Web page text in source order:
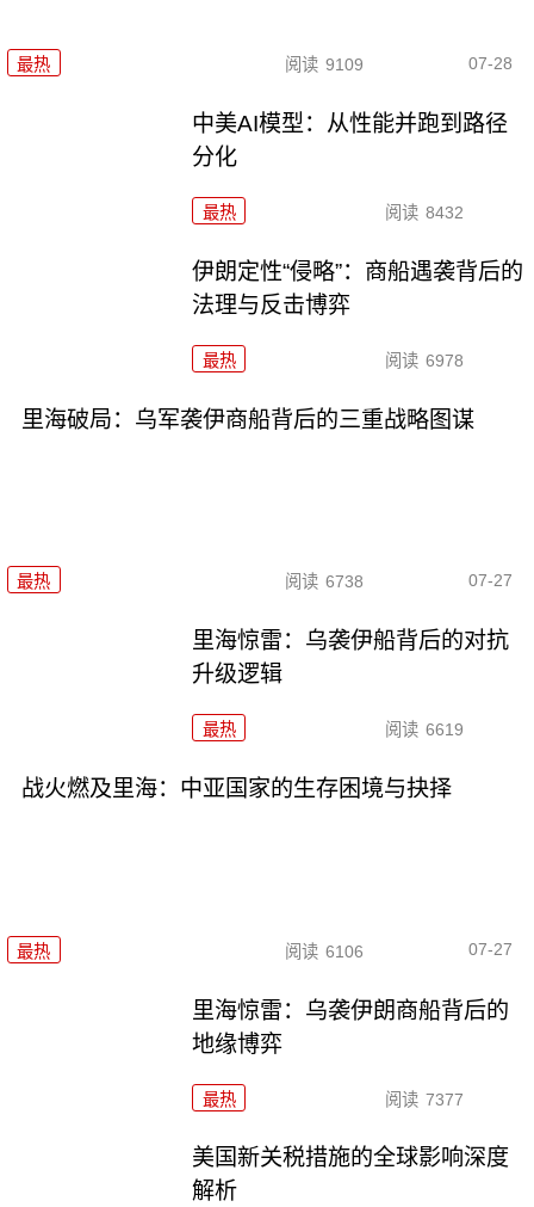
最热 阅读 9109 07-28
中美AI模型：从性能并跑到路径
分化
最热 阅读 8432
伊朗定性“侵略”：商船遇袭背后的
法理与反击博弈
最热 阅读 6978
里海破局：乌军袭伊商船背后的三重战略图谋
最热 阅读 6738 07-27
里海惊雷：乌袭伊船背后的对抗
升级逻辑
最热 阅读 6619
战火燃及里海：中亚国家的生存困境与抉择
最热 阅读 6106 07-27
里海惊雷：乌袭伊朗商船背后的
地缘博弈
最热 阅读 7377
美国新关税措施的全球影响深度
解析